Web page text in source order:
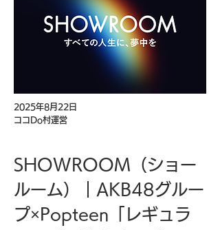
2025年8月22日
ココDo村運営
SHOWROOM（ショー
ルーム）｜AKB48グルー
プ×Popteen「レギュラ